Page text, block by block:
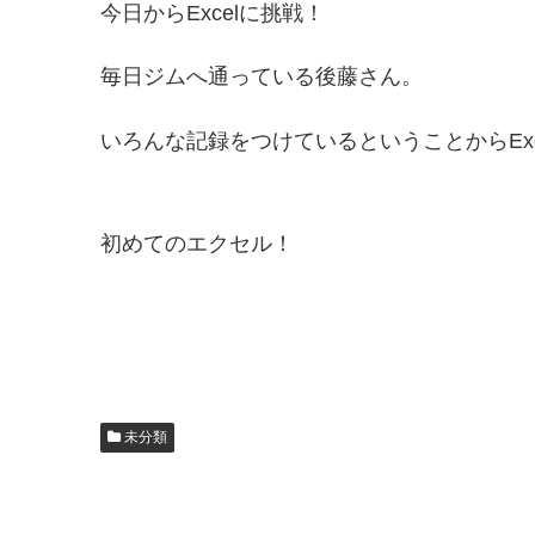
今日からExcelに挑戦！
毎日ジムへ通っている後藤さん。
いろんな記録をつけているということから
初めてのエクセル！
未分類